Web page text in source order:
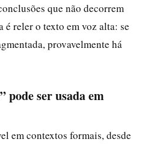
que não decorrem
é reler o texto em voz alta: se
provavelmente há
pode ser usada em
em contextos formais, desde